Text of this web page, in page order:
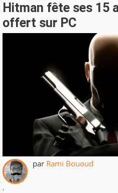
Hitman fête ses 15
offert sur PC
par Rami Bououd
.